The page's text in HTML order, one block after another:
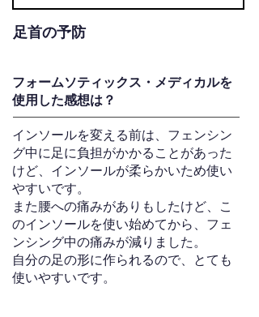
足首の予防
フォームソティックス・メディカルを
使用した感想は？
インソールを変える前は、フェンシン
グ中に足に負担がかかることがあった
けど、インソールが柔らかいため使い
やすいです。
また腰への痛みがありもしたけど、こ
のインソールを使い始めてから、フェ
ンシング中の痛みが減りました。
自分の足の形に作られるので、とても
使いやすいです。